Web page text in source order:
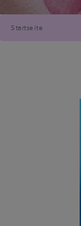
Startseite